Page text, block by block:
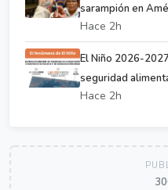
sarampión en
Hace 2h
El Niño 2026-
seguridad
Hace 2h